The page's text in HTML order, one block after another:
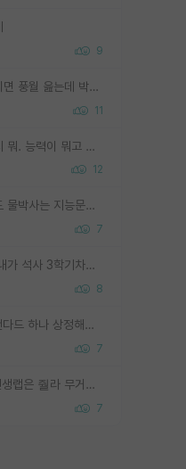
9
서당개 개 ㅅㄲ도 3년이면 풍월 읊는데 박사 5년 이상 대리고 있으면서 물된건 교수 탓 맞는ㄱ게 거기가 서당이 아니란 소리임
11
능력없는박사 란 말이지 뭐. 능력이 뭐고 능력이 있다는게 뭔지는 사람마다 기준이 다르니까 얘기해봐야 서로 자기 기준만 얘기해서 논쟁이 끝이 안나고. 주위에서 능력있고 야심있는 신입생이 교수가 유의미한 피드백을 아예 안주면서 제대로된 과제에 참여해볼 기회도 제공하지 않고 잡일 뺑뺑이만 돌려서 맨날 단순작업만 하면서 밤새다가 눈빛이 점점 죽어가는걸 본 사람은 물박사는 교수탓이라고 하고, 교수는 이것저것 알려도 주고 기회도 주고 사수 동기 붙여주면서 어떻게든 끌고가려고 하는데 본인이 매일 뺀질거리면서 출근 하는둥마는둥 하다가 기껏 와서도 폰이나 쳐다보다가 실험 망치고 저녁약속있어서 먼저 가볼게요~ 하는걸 본 사람은 물박사는 본인탓이라고 함.
12
교수가 아무리 방치해도 물박사는 지능문제고 본인 의지 문제임. 만물 교수탓 하는 애들이 이상한거임.
7
가지마라. 신생랩이고 내가 석사 3학기차인데 최고참인데 나도 아무것도 모르는데 교수가 후배들 왜 논문 교육 안시키냐. 논문 왜 안 써오냐 닦달한다
8
ML 대부분이 골드 스탠다드 하나 상정해놓고 (벤치마크 데이터셋이 여러 개면 여러 개 상정) 그거 얼마나 잘 맞추나 싸움임 가끔 번뜩이는 설계 철학을 보여주는 논문들도 있지만 대부분 그거 성적 얼마나 더 올리느라에 혈안이 되어 있는 측면이 잇음
7
신생랩 1기 출신인데 신생랩은 줠라 무거운 바벨 같은거임. 들면 대박인데 못들면 깔려 죽음. 아무도 알려주지 않는 환경에서 자생해야하지만, 일단 살아남았다면 그 어떤 사람보다 악착같고 생존력 높은 사람으로 거듭날 수 있음
7